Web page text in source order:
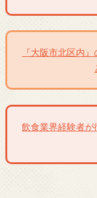
『大阪市北区内
飲食業界経験者が